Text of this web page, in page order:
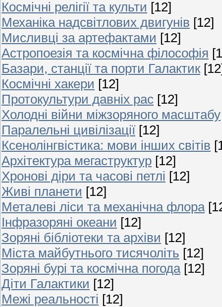
Космічні релігії та культи [12]
Механіка надсвітлових двигунів [12]
Мисливці за артефактами [12]
Астропоезія та космічна філософія
Базари, станції та порти Галактик
Космічні хакери [12]
Протокультури давніх рас [12]
Холодні війни міжзоряного масштабу
Паралельні цивілізації [12]
Ксенолінгвістика: мови інших світів
Архітектура мегаструктур [12]
Хронові діри та часові петлі [12]
Живі планети [12]
Металеві ліси та механічна флора
Інфразоряні океани [12]
Зоряні бібліотеки та архіви [12]
Міста майбутнього тисячоліть [12]
Зоряні бурі та космічна погода [12]
Діти Галактики [12]
Межі реальності [12]